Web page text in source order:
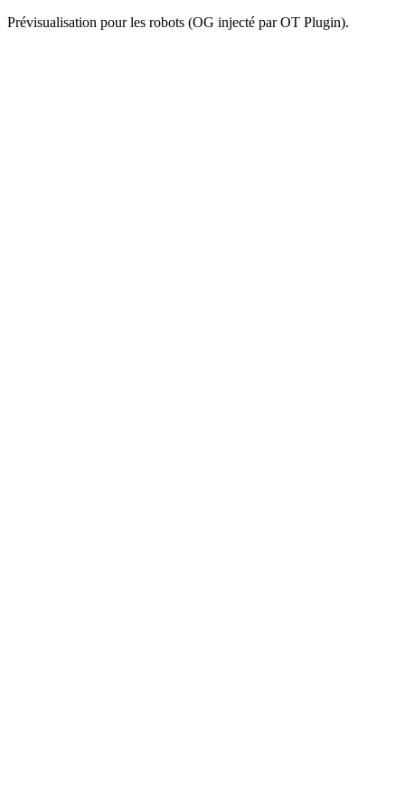
Prévisualisation pour les robots (OG injecté par OT Plugin).